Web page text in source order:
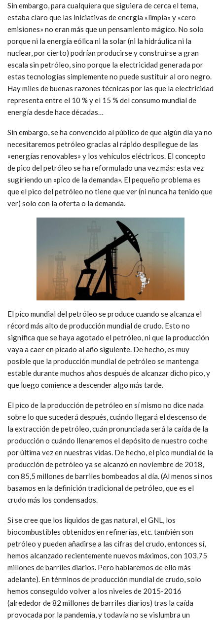
Sin embargo, para cualquiera que siguiera de cerca el tema,
estaba claro que las iniciativas de energía «limpia» y «cero
emisiones» no eran más que un pensamiento mágico. No solo
porque ni la energía eólica ni la solar (ni la hidráulica ni la
nuclear, por cierto) podrían producirse y construirse a gran
escala sin petróleo, sino porque la electricidad generada por
estas tecnologías simplemente no puede sustituir al oro negro.
Hay miles de buenas razones técnicas por las que la electricidad
representa entre el 10 % y el 15 % del consumo mundial de
energía desde hace décadas…
Sin embargo, se ha convencido al público de que algún día ya no
necesitaremos petróleo gracias al rápido despliegue de las
«energías renovables» y los vehículos eléctricos. El concepto
de pico del petróleo se ha reformulado una vez más: esta vez
sugiriendo un «pico de la demanda». El pequeño problema es
que el pico del petróleo no tiene que ver (ni nunca ha tenido que
ver) solo con la oferta o la demanda.
El pico mundial del petróleo se produce cuando se alcanza el
récord más alto de producción mundial de crudo. Esto no
significa que se haya agotado el petróleo, ni que la producción
vaya a caer en picado al año siguiente. De hecho, es muy
posible que la producción mundial de petróleo se mantenga
estable durante muchos años después de alcanzar dicho pico, y
que luego comience a descender algo más tarde.
El pico de la producción de petróleo en sí mismo no dice nada
sobre lo que sucederá después, cuándo llegará el descenso de
la extracción de petróleo, cuán pronunciada será la caída de la
producción o cuándo llenaremos el depósito de nuestro coche
por última vez en nuestras vidas. De hecho, el pico mundial de la
producción de petróleo ya se alcanzó en noviembre de 2018,
con 85,5 millones de barriles bombeados al día. (Al menos si nos
basamos en la definición tradicional de petróleo, que es el
crudo más los condensados.
Si se cree que los líquidos de gas natural, el GNL, los
biocombustibles obtenidos en refinerías, etc. también son
petróleo y pueden añadirse a las cifras del crudo, entonces sí,
hemos alcanzado recientemente nuevos máximos, con 103,75
millones de barriles diarios. Pero hablaremos de ello más
adelante). En términos de producción mundial de crudo, solo
hemos conseguido volver a los niveles de 2015-2016
(alrededor de 82 millones de barriles diarios) tras la caída
provocada por la pandemia, y todavía no se vislumbra un